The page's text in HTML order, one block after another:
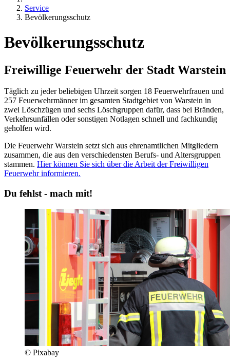
Service
Bevölkerungsschutz
Bevölkerungsschutz
Freiwillige Feuerwehr der Stadt Warstein
Täglich zu jeder beliebigen Uhrzeit sorgen 18 Feuerwehrfrauen und
257 Feuerwehrmänner im gesamten Stadtgebiet von Warstein in
zwei Löschzügen und sechs Löschgruppen dafür, dass bei Bränden,
Verkehrsunfällen oder sonstigen Notlagen schnell und fachkundig
geholfen wird.
Die Feuerwehr Warstein setzt sich aus ehrenamtlichen Mitgliedern
zusammen, die aus den verschiedensten Berufs- und Altersgruppen
stammen. Hier können Sie sich über die Arbeit der Freiwilligen
Feuerwehr informieren.
Du fehlst - mach mit!
© Pixabay